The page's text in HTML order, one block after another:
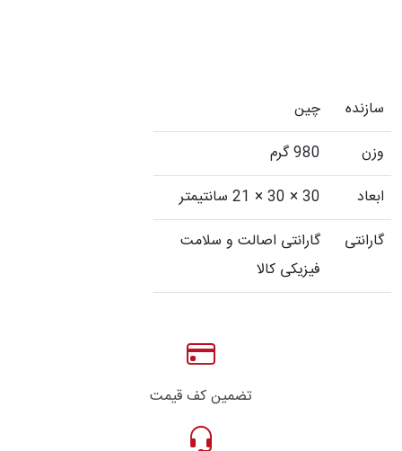
سازنده
چین
وزن
980 گرم
ابعاد
30 × 30 × 21 سانتیمتر
گارانتی
گارانتی اصالت و سلامت
فیزیکی کالا
تضمین کف قیمت